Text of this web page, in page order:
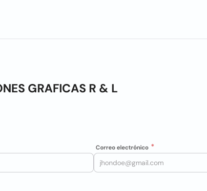
GRAFICAS R & L
Correo electrónico